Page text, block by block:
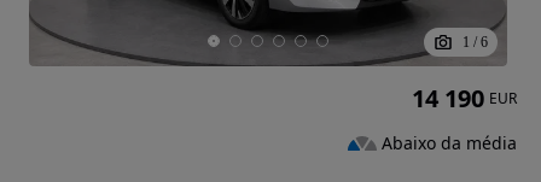
1 / 6
14 190 EUR
Abaixo da média